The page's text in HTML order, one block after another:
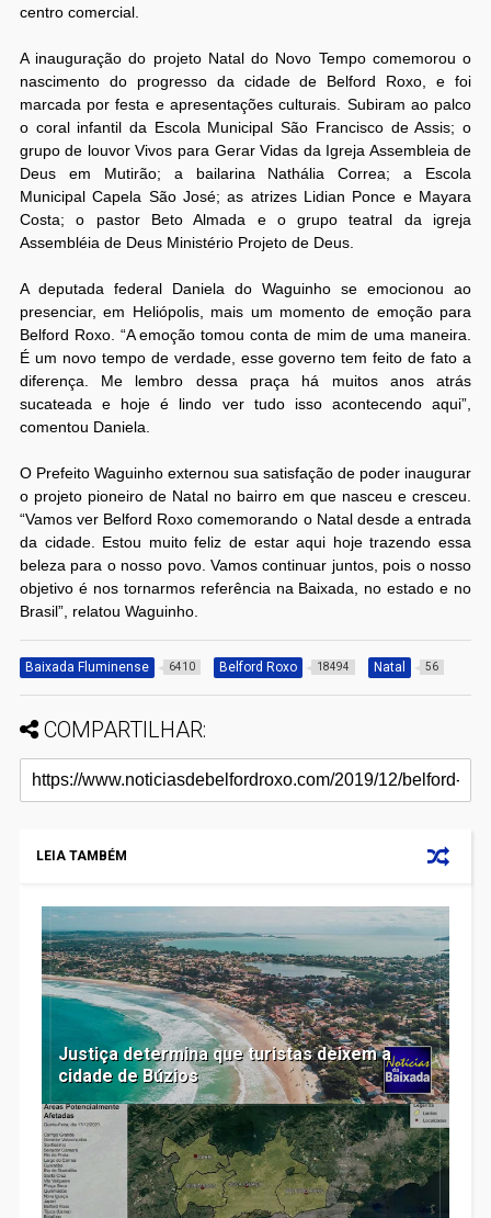
centro comercial.
A inauguração do projeto Natal do Novo Tempo comemorou o
nascimento do progresso da cidade de Belford Roxo, e foi
marcada por festa e apresentações culturais. Subiram ao palco
o coral infantil da Escola Municipal São Francisco de Assis; o
grupo de louvor Vivos para Gerar Vidas da Igreja Assembleia de
Deus em Mutirão; a bailarina Nathália Correa; a Escola
Municipal Capela São José; as atrizes Lidian Ponce e Mayara
Costa; o pastor Beto Almada e o grupo teatral da igreja
Assembléia de Deus Ministério Projeto de Deus.
A deputada federal Daniela do Waguinho se emocionou ao
presenciar, em Heliópolis, mais um momento de emoção para
Belford Roxo. “A emoção tomou conta de mim de uma maneira.
É um novo tempo de verdade, esse governo tem feito de fato a
diferença. Me lembro dessa praça há muitos anos atrás
sucateada e hoje é lindo ver tudo isso acontecendo aqui”,
comentou Daniela.
O Prefeito Waguinho externou sua satisfação de poder inaugurar
o projeto pioneiro de Natal no bairro em que nasceu e cresceu.
“Vamos ver Belford Roxo comemorando o Natal desde a entrada
da cidade. Estou muito feliz de estar aqui hoje trazendo essa
beleza para o nosso povo. Vamos continuar juntos, pois o nosso
objetivo é nos tornarmos referência na Baixada, no estado e no
Brasil”, relatou Waguinho.
Baixada Fluminense 6410 Belford Roxo 18494 Natal 56
COMPARTILHAR:
LEIA TAMBÉM
Justiça determina que turistas deixem a
cidade de Búzios